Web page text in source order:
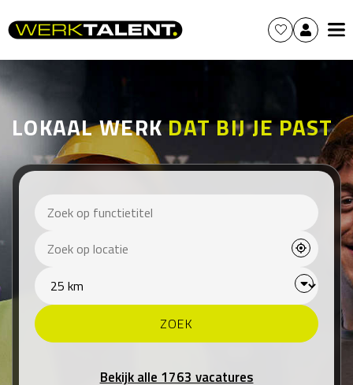
LOKAAL WERKDAT BIJ JE PAST
Bekijk alle 1763 vacatures